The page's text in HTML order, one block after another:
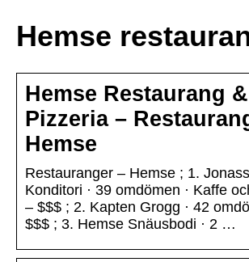
Hemse
Hemse Restaurang &
Pizzeria –
Hemse
Restauranger – Hemse ; 1.
Konditori · 39 omdömen · Kaffe
– $$$ ; 2. Kapten Grogg · 42
$$$ ; 3. Hemse Snäusbodi · 2 …